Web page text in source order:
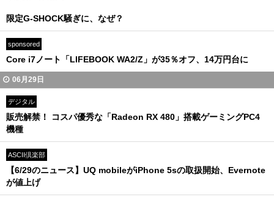
限定G-SHOCK騒ぎに、なぜ？
sponsored
Core i7ノート「LIFEBOOK WA2/Z」が35％オフ、14万円台に
06月29日
デジタル
販売解禁！ コスパ優秀な「Radeon RX 480」搭載ゲーミングPC4
機種
ASCII倶楽部
【6/29のニュース】UQ mobileがiPhone 5sの取扱開始、Evernote
が値上げ